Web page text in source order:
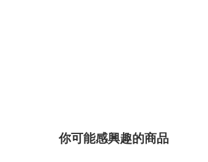
你可能感興趣的商品